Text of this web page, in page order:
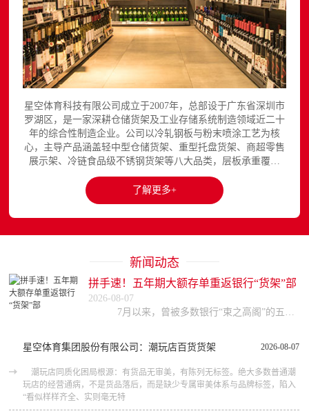
星空体育科技有限公司成立于2007年，总部设于广东省深圳市
罗湖区，是一家深耕仓储货架及工业存储系统制造领域近二十
年的综合性制造企业。公司以冷轧钢板与粉末喷涂工艺为核
心，主导产品涵盖轻中型仓储货架、重型托盘货架、商超零售
展示架、冷链食品级不锈钢货架等八大品类，层板承重覆盖
150至3000kg，产品出口欧美、东南亚、中东等区域市场，已
与国内外超过300家企业建立长期合作关系。星空平台官网提
供完整的产品展示与在线咨询服务...
了解更多+
新闻动态
拼手速！五年期大额存单重返银行“货架”部
2026-08-07
2026-08-07
星空体育集团股份有限公司：潮玩店百货货架
潮玩店同质化困局根源：有货品无审美，有陈列无标签。绝大多数普通潮
玩店的经营通病，不是货品落后，而是缺少专属审美体系与品牌标签，陷入
“看似样样齐全、实则毫无特